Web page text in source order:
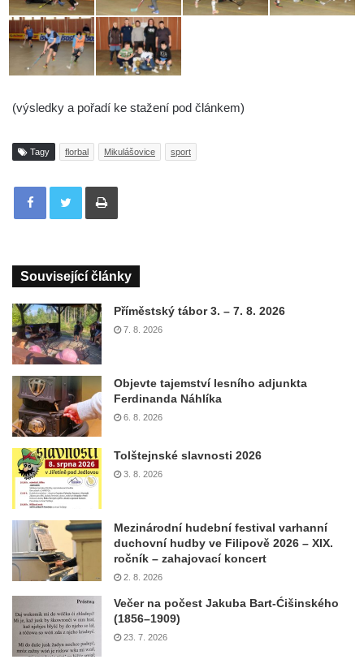
(výsledky a pořadí ke stažení pod článkem)
Tagy florbal Mikulášovice sport
Tisknout
Související články
Příměstský tábor 3. – 7. 8. 2026
7. 8. 2026
Objevte tajemství lesního adjunkta
Ferdinanda Náhlíka
6. 8. 2026
Tolštejnské slavnosti 2026
3. 8. 2026
Mezinárodní hudební festival varhanní
duchovní hudby ve Filipově 2026 – XIX.
ročník – zahajovací koncert
2. 8. 2026
Večer na počest Jakuba Bart-Ćišinského
(1856–1909)
23. 7. 2026